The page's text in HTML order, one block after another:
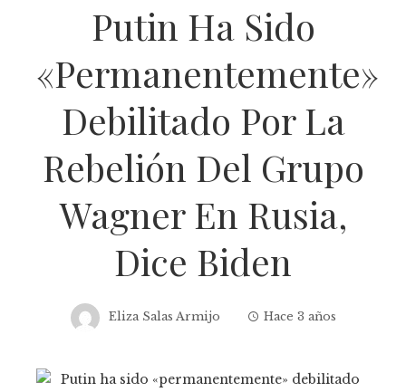
Putin Ha Sido
«permanentemente»
Debilitado Por La
Rebelión Del Grupo
Wagner En Rusia,
Dice Biden
Eliza Salas Armijo Hace 3 años